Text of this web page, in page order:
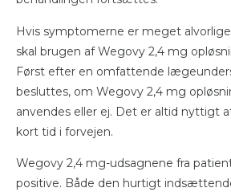
Hvis symptomerne er meget
skal brugen af Wegovy 2,4 mg
Først efter en omfattende
besluttes, om Wegovy 2,4 mg
anvendes eller ej. Det er altid nyttigt
kort tid i forvejen.
Wegovy 2,4 mg-udsagnene fra
positive. Både den hurtigt